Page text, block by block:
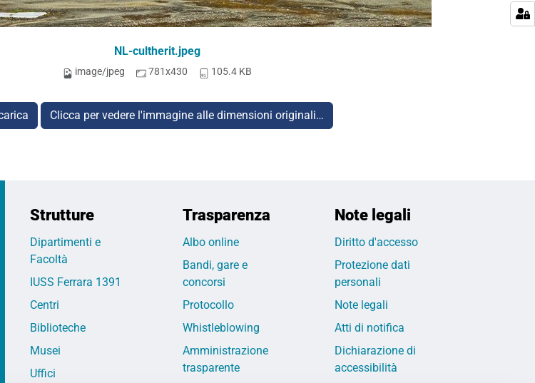
NL-cultherit.jpeg
image/jpeg 781x430 105.4 KB
Clicca per vedere l'immagine alle dimensioni originali…
Strutture
Dipartimenti e
Facoltà
IUSS Ferrara 1391
Centri
Biblioteche
Musei
Uffici
Trasparenza
Albo online
Bandi, gare e
concorsi
Protocollo
Whistleblowing
Amministrazione
trasparente
Note legali
Diritto d'accesso
Protezione dati
personali
Note legali
Atti di notifica
Dichiarazione di
accessibilità